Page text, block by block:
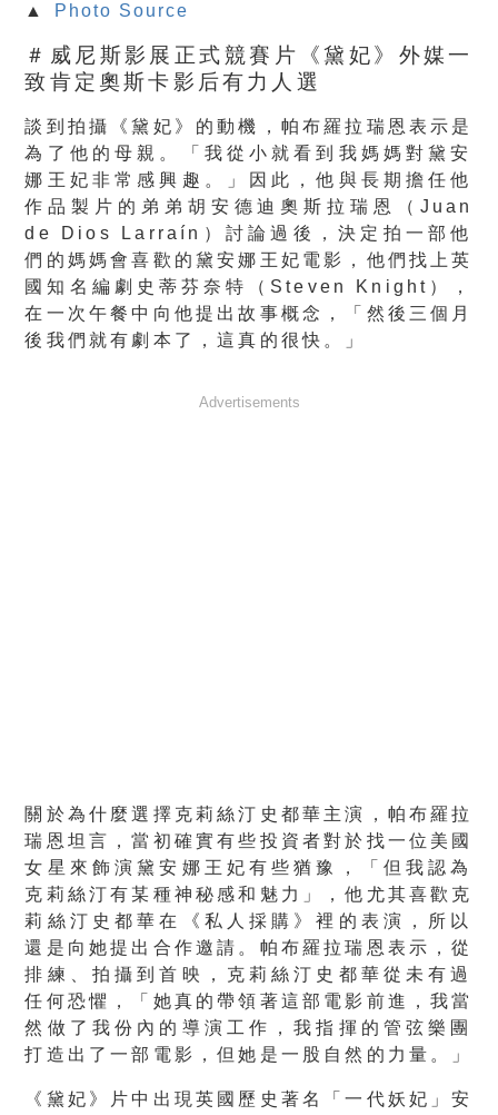
▲ Photo Source
＃威尼斯影展正式競賽片《黛妃》外媒一
致肯定奧斯卡影后有力人選
談到拍攝《黛妃》的動機，帕布羅拉瑞恩表示是
為了他的母親。「 我從小就看到我媽媽對黛安
娜王妃非常感興趣。」因此，他與長期擔任他
作品製片的弟弟胡安德迪奧斯拉瑞恩（Juan
de Dios Larraín）討論過後，決定拍一部他
們的媽媽會喜歡的黛安娜王妃電影， 他們找上英
國知名編劇史蒂芬奈特（Steven Knight），
在一次午餐中向他提出故事概念，「 然後三個月
後我們就有劇本了，這真的很快。」
Advertisements
關於為什麼選擇克莉絲汀史都華主演，帕布羅拉
瑞恩坦言，當初確實有些投資者對於找一位美國
女星來飾演黛安娜王妃有些猶豫
，「但我認為
克莉絲汀有某種神秘感和魅力」，他尤其喜歡克
莉絲汀史都華在《私人採購》裡的表演，
所以
還是向她提出合作邀請。帕布羅拉瑞恩表示，從
排練、 拍攝到首映，克莉絲汀史都華從未有過
任何恐懼，「 她真的帶領著這部電影前進，我當
然做了我份內的導演工作，我指揮的管弦樂團
打造出了一部電影，但她是一股自然的力量。」
《黛妃》片中出現英國歷史著名「一代妖妃」安